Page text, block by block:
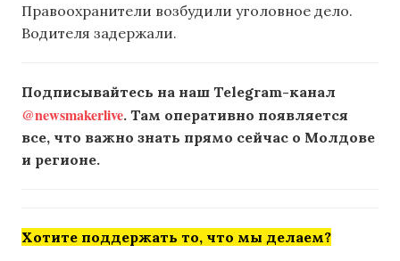
Правоохранители возбудили уголовное дело.
Водителя задержали.
Подписывайтесь на наш Telegram-канал
@newsmakerlive. Там оперативно появляется
все, что важно знать прямо сейчас о Молдове
и регионе.
Хотите поддержать то, что мы делаем?